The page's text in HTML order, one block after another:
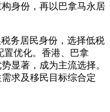
身份，再以巴拿马永居
务居民身份，选择低税
置优化。香港、巴拿
显著，成为主流选择。
求及移民目标综合定